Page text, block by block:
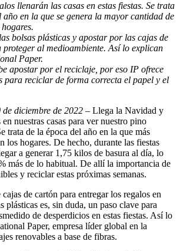
llenarán las casas en estas fiestas. Se trata
año en la que se genera la mayor cantidad de
bolsas plásticas y apostar por las cajas de
proteger al medioambiente. Así lo explican
Paper.
apostar por el reciclaje, por eso IP ofrece
para reciclar de forma correcta el papel y el
diciembre de 2022 – Llega la Navidad y
nuestras casas para ver nuestro pino
trata de la época del año en la que más
los hogares. De hecho, durante las fiestas
a generar 1,75 kilos de basura al día, lo
más de lo habitual. De allí la importancia de
y reciclar estas próximas semanas.
de cartón para entregar los regalos en
plásticas es, sin duda, un paso clave para
de desperdicios en estas fiestas. Así lo
Paper, empresa líder global en la
renovables a base de fibras.